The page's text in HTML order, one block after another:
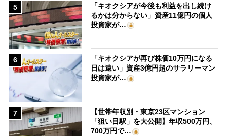
5
「キオクシアが今後も利益を出し続け
るかは分からない」資産11億円の個人
投資家が…
6
「キオクシアが再び株価10万円になる
日は遠い」資産3億円超のサラリーマン
投資家が…
7
【世帯年収別・東京23区マンション
「狙い目駅」を大公開】年収500万円、
700万円で…